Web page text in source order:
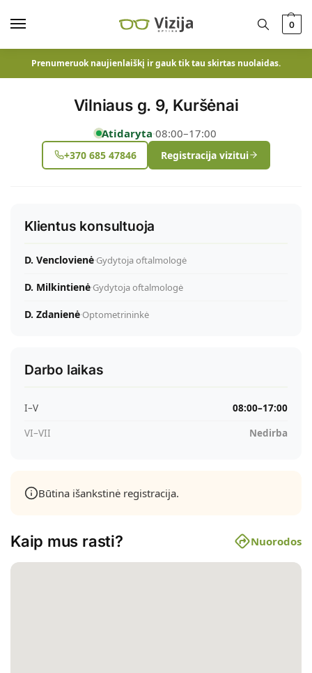
0
Prenumeruok naujienlaiškį ir gauk tik tau skirtas nuolaidas.
Vilniaus g. 9, Kuršėnai
Atidaryta·08:00–17:00
+370 685 47846 Registracija vizitui
Klientus konsultuoja
D. Venclovienė·Gydytoja oftalmologė
D. Milkintienė·Gydytoja oftalmologė
D. Zdanienė·Optometrininkė
Darbo laikas
I–V
08:00–17:00
VI–VII
Nedirba
Būtina išankstinė registracija.
Kaip mus rasti? Nuorodos